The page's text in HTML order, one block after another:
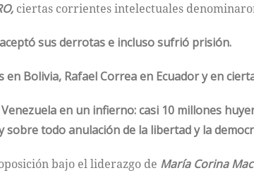
ciertas corrientes intelectuales
sus derrotas e incluso sufrió prisión.
Bolivia, Rafael Correa en Ecuador y en
en un infierno: casi 10 millones
todo anulación de la libertad y la
bajo el liderazgo de María Corina